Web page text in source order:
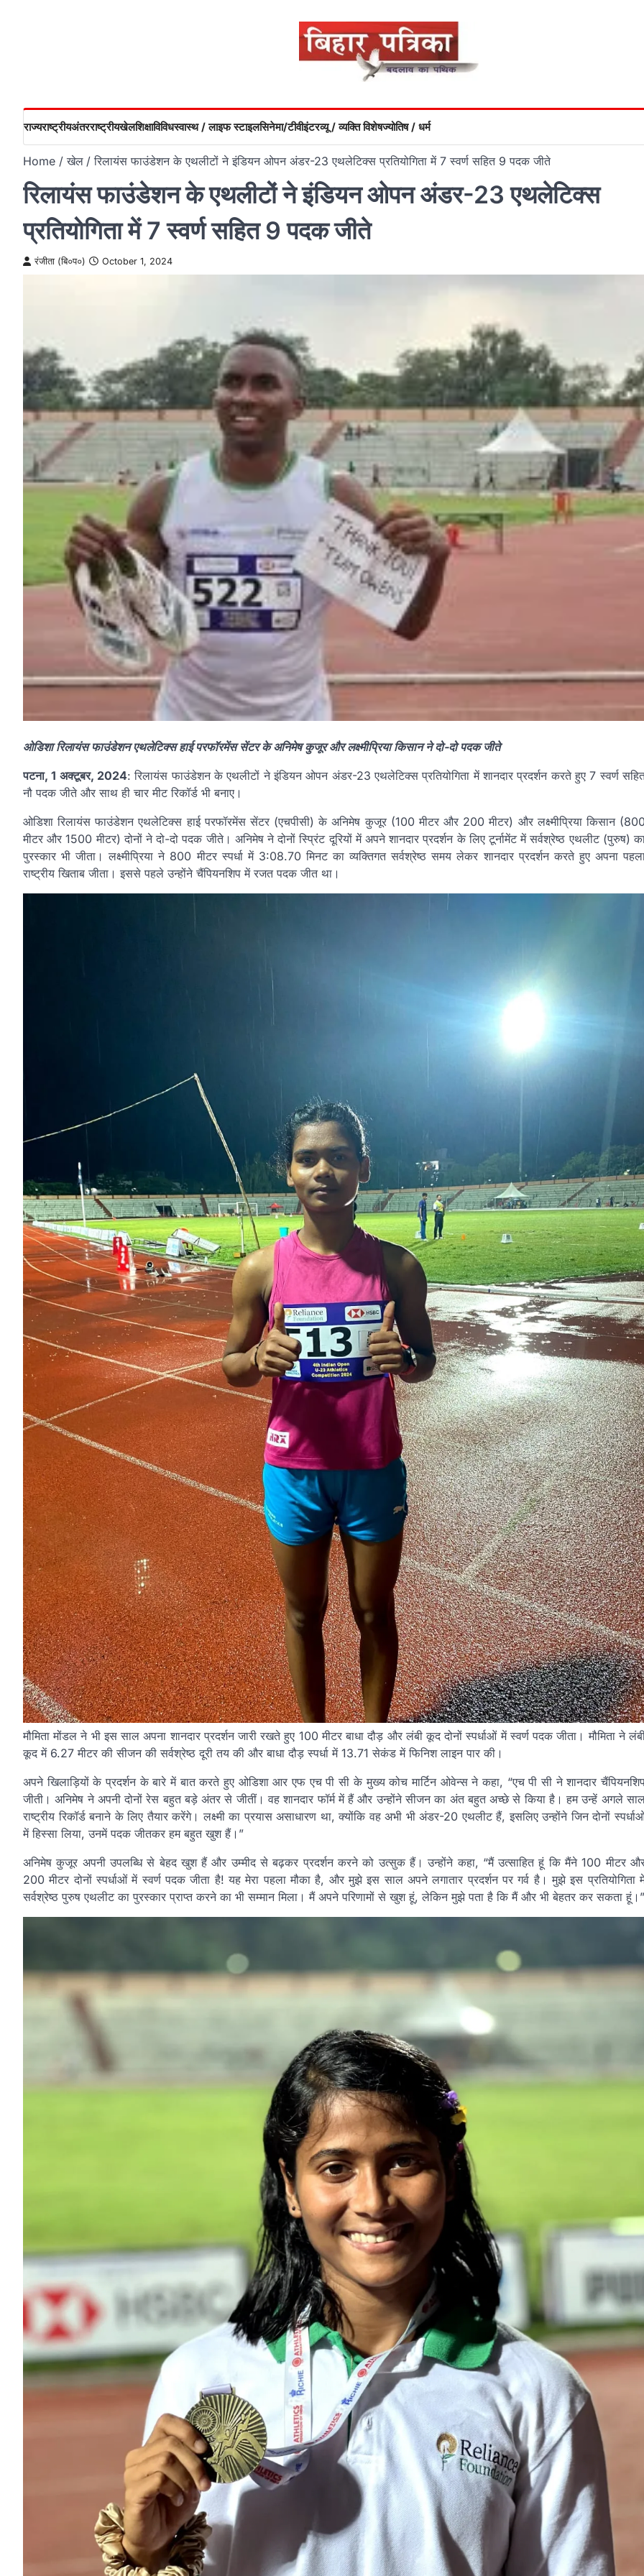
राज्यराष्ट्रीयअंतरराष्ट्रीयखेलशिक्षाविविधस्वास्थ / लाइफ स्टाइलसिनेमा/टीवीइंटरव्यू / व्यक्ति विशेषज्योतिष / धर्म
Home खेल रिलायंस फाउंडेशन के एथलीटों ने इंडियन ओपन अंडर-23 एथलेटिक्स प्रतियोगिता में 7 स्वर्ण सहित 9 पदक जीते
रिलायंस फाउंडेशन के एथलीटों ने इंडियन ओपन अंडर-23 एथलेटिक्स
प्रतियोगिता में 7 स्वर्ण सहित 9 पदक जीते
रंजीता (बि०प०) October 1, 2024
ओडिशा रिलायंस फाउंडेशन एथलेटिक्स हाई परफॉरमेंस सेंटर के अनिमेष कुजूर और लक्ष्मीप्रिया किसान ने दो-दो पदक जीते
पटना, 1 अक्टूबर, 2024: रिलायंस फाउंडेशन के एथलीटों ने इंडियन ओपन अंडर-23 एथलेटिक्स प्रतियोगिता में शानदार प्रदर्शन करते हुए 7 स्वर्ण
नौ पदक जीते और साथ ही चार मीट रिकॉर्ड भी बनाए।
ओडिशा रिलायंस फाउंडेशन एथलेटिक्स हाई परफॉरमेंस सेंटर (एचपीसी) के अनिमेष कुजूर (100 मीटर और 200 मीटर) और लक्ष्मीप्रिया किसान (800
मीटर और 1500 मीटर) दोनों ने दो-दो पदक जीते। अनिमेष ने दोनों स्प्रिंट दूरियों में अपने शानदार प्रदर्शन के लिए टूर्नामेंट में सर्वश्रेष्ठ एथलीट (पुरुष)
पुरस्कार भी जीता। लक्ष्मीप्रिया ने 800 मीटर स्पर्धा में 3:08.70 मिनट का व्यक्तिगत सर्वश्रेष्ठ समय लेकर शानदार प्रदर्शन करते हुए अपना
राष्ट्रीय खिताब जीता। इससे पहले उन्होंने चैंपियनशिप में रजत पदक जीत था।
मौमिता मोंडल ने भी इस साल अपना शानदार प्रदर्शन जारी रखते हुए 100 मीटर बाधा दौड़ और लंबी कूद दोनों स्पर्धाओं में स्वर्ण पदक जीता। मौमिता ने
कूद में 6.27 मीटर की सीजन की सर्वश्रेष्ठ दूरी तय की और बाधा दौड़ स्पर्धा में 13.71 सेकंड में फिनिश लाइन पार की।
अपने खिलाड़ियों के प्रदर्शन के बारे में बात करते हुए ओडिशा आर एफ एच पी सी के मुख्य कोच मार्टिन ओवेन्स ने कहा, “एच पी सी ने शानदार
जीती। अनिमेष ने अपनी दोनों रेस बहुत बड़े अंतर से जीतीं। वह शानदार फॉर्म में हैं और उन्होंने सीजन का अंत बहुत अच्छे से किया है। हम उन्हें अगले
राष्ट्रीय रिकॉर्ड बनाने के लिए तैयार करेंगे। लक्ष्मी का प्रयास असाधारण था, क्योंकि वह अभी भी अंडर-20 एथलीट हैं, इसलिए उन्होंने जिन दोनों
में हिस्सा लिया, उनमें पदक जीतकर हम बहुत खुश हैं।”
अनिमेष कुजूर अपनी उपलब्धि से बेहद खुश हैं और उम्मीद से बढ़कर प्रदर्शन करने को उत्सुक हैं। उन्होंने कहा, “मैं उत्साहित हूं कि मैंने 100 मीटर
200 मीटर दोनों स्पर्धाओं में स्वर्ण पदक जीता है! यह मेरा पहला मौका है, और मुझे इस साल अपने लगातार प्रदर्शन पर गर्व है। मुझे इस प्रतियोगिता
सर्वश्रेष्ठ पुरुष एथलीट का पुरस्कार प्राप्त करने का भी सम्मान मिला। मैं अपने परिणामों से खुश हूं, लेकिन मुझे पता है कि मैं और भी बेहतर कर सकता हूं।”